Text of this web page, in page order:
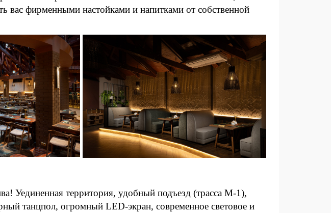
вас фирменными настойками и напитками от собственной
Уединенная территория, удобный подъезд (трасса М-1),
танцпол, огромный LED-экран, современное световое и